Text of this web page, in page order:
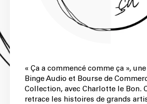
« Ça a commencé comme ça »,
Binge Audio et Bourse de
Collection, avec Charlotte le Bon.
retrace les histoires de grands